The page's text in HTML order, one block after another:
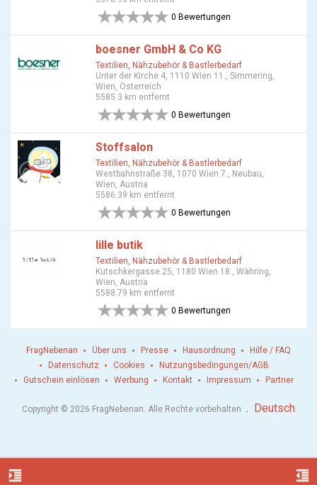
0 Bewertungen
boesner GmbH & Co KG
Textilien, Nähzubehör & Bastlerbedarf
Unter der Kirche 4, 1110 Wien 11., Simmering,
Wien, Österreich
5585.3 km entfernt
0 Bewertungen
Stoffsalon
Textilien, Nähzubehör & Bastlerbedarf
Westbahnstraße 38, 1070 Wien 7., Neubau,
Wien, Austria
5586.39 km entfernt
0 Bewertungen
lille butik
Textilien, Nähzubehör & Bastlerbedarf
Kutschkergasse 25, 1180 Wien 18., Währing,
Wien, Austria
5588.79 km entfernt
0 Bewertungen
format_indent_increase format_indent_decrease
FragNebenan Über uns Presse Hausordnung
Hilfe / FAQ
Datenschutz
Cookies
Nutzungsbedingungen/AGB
Gutschein einlösen
Werbung Kontakt Impressum Partner
Copyright © 2026 FragNebenan. Alle Rechte vorbehalten . Deutsch